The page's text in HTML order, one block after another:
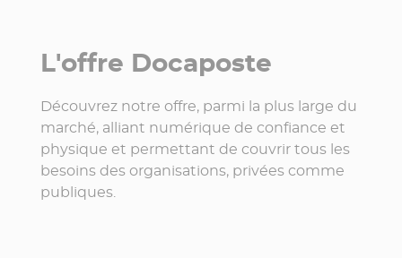
59 452 074
L'offre Docaposte
Découvrez notre offre, parmi la plus large du
marché, alliant numérique de confiance et
physique et permettant de couvrir tous les
besoins des organisations, privées comme
publiques.